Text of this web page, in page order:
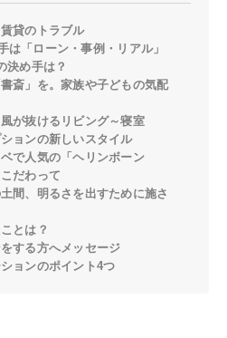
貸のトラブル
は「ローン・事例・リアル」
決め手は？
斎」を。家族や子どもの気配
が抜けるリビング～寝室
ョンの新しいスタイル
で人気の「ヘリンボーン
だわって
間、明るさを出すために施さ
とは？
する方へメッセージ
ョンのポイント4つ